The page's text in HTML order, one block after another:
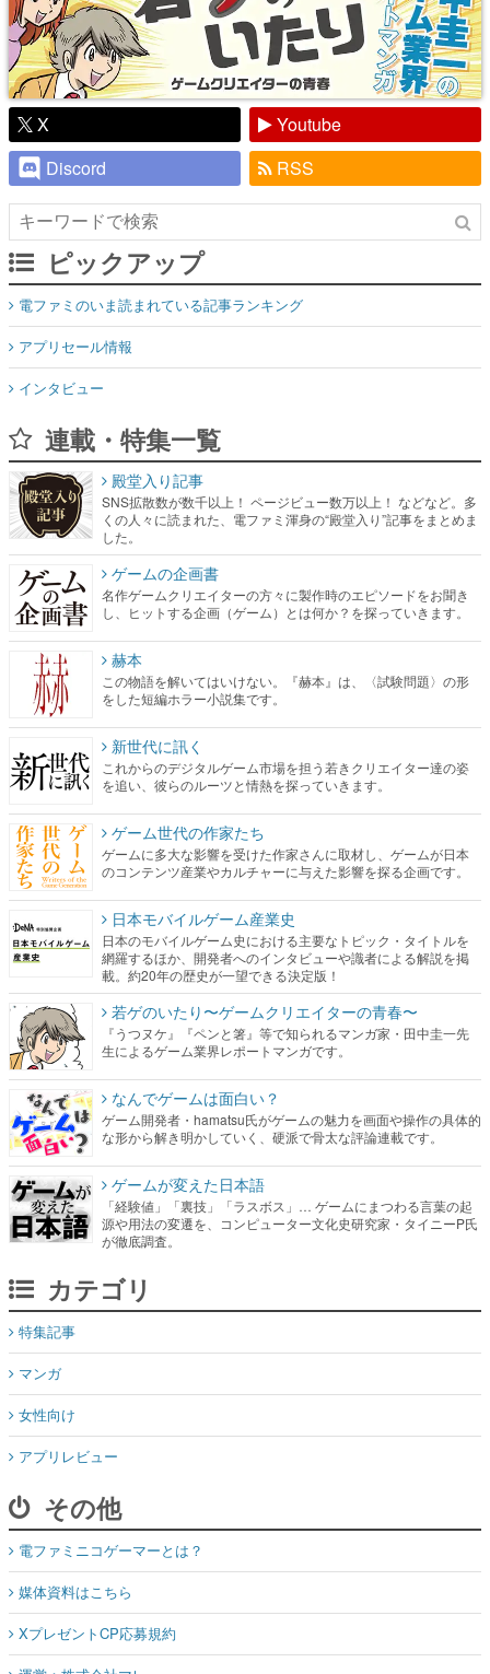
X
Youtube
Discord
RSS
ピックアップ
電ファミのいま読まれている記事ランキング
アプリセール情報
インタビュー
連載・特集一覧
くの人々に読まれた、電ファミ渾身の“殿堂入り”記事をまとめま
した。
ゲームの企画書
名作ゲームクリエイターの方々に製作時のエピソードをお聞き
し、ヒットする企画（ゲーム）とは何か？を探っていきます。
赫本
この物語を解いてはいけない。『赫本』は、〈試験問題〉の形
をした短編ホラー小説集です。
新世代に訊く
これからのデジタルゲーム市場を担う若きクリエイター達の姿
を追い、彼らのルーツと情熱を探っていきます。
ゲーム世代の作家たち
ゲームに多大な影響を受けた作家さんに取材し、ゲームが日本
のコンテンツ産業やカルチャーに与えた影響を探る企画です。
日本モバイルゲーム産業史
日本のモバイルゲーム史における主要なトピック・タイトルを
網羅するほか、開発者へのインタビューや識者による解説を掲
若ゲのいたり〜ゲームクリエイターの青春〜
『うつヌケ』『ペンと箸』等で知られるマンガ家・田中圭一先
生によるゲーム業界レポートマンガです。
なんでゲームは面白い？
ゲーム開発者・hamatsu氏がゲームの魅力を画面や操作の具体的
な形から解き明かしていく、硬派で骨太な評論連載です。
ゲームが変えた日本語
「経験値」「裏技」「ラスボス」… ゲームにまつわる言葉の起
源や用法の変遷を、コンピューター文化史研究家・タイニーP氏
カテゴリ
マンガ
女性向け
アプリレビュー
その他
電ファミニコゲーマーとは？
媒体資料はこちら
XプレゼントCP応募規約
運営：株式会社マレ